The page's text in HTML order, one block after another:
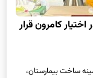
کامرون قرار
ساخت بیمارستان،